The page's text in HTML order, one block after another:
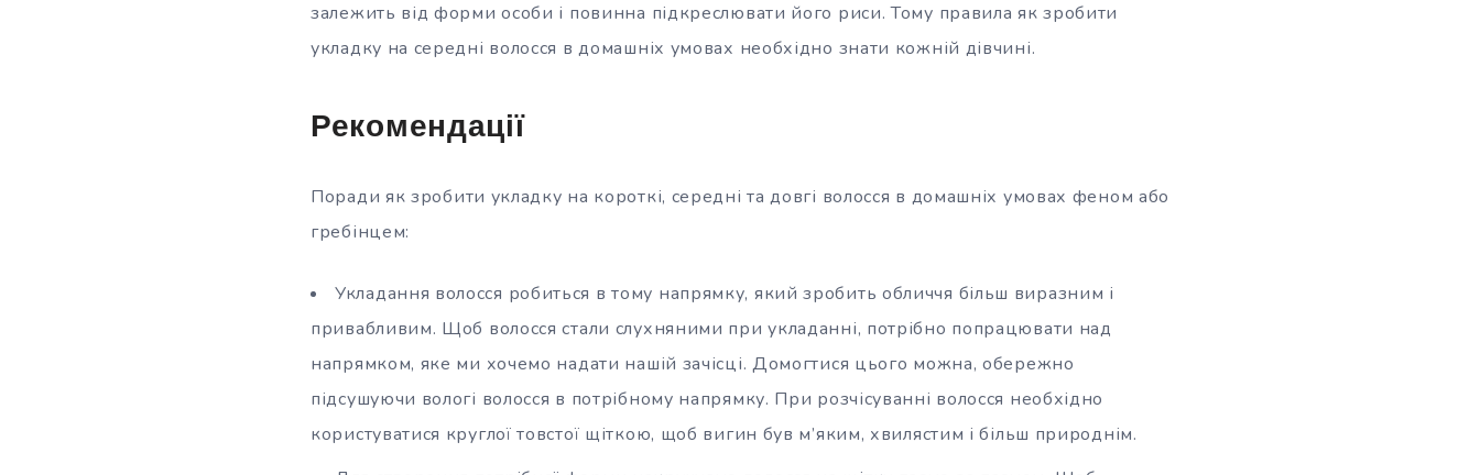
залежить від форми особи і повинна підкреслювати його риси. Тому правила як зробити
укладку на середні волосся в домашніх умовах необхідно знати кожній дівчині.
Рекомендації
Поради як зробити укладку на короткі, середні та довгі волосся в домашніх умовах феном або
гребінцем:
Укладання волосся робиться в тому напрямку, який зробить обличчя більш виразним і
привабливим. Щоб волосся стали слухняними при укладанні, потрібно попрацювати над
напрямком, яке ми хочемо надати нашій зачісці. Домогтися цього можна, обережно
підсушуючи вологі волосся в потрібному напрямку. При розчісуванні волосся необхідно
користуватися круглої товстої щіткою, щоб вигин був м’яким, хвилястим і більш природнім.